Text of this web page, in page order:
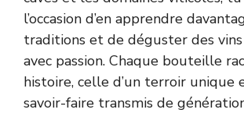
l’occasion d’en apprendre
traditions et de déguster des
avec passion. Chaque bouteille
histoire, celle d’un terroir unique
savoir-faire transmis de